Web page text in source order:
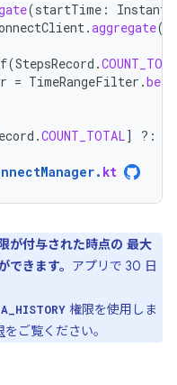
(startTime : Instant
.aggregate(
(StepsRecord .
= TimeRangeFilter .
.COUNT_TOTAL] ?:
. kt
が付与された時点の 最大
きます。 アプリで 30 日
権限を使用しま
をご覧ください。